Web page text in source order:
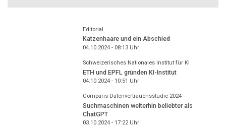
Editorial
Katzenhaare und ein Abschied
04.10.2024 - 08:13Uhr
Schweizerisches Nationales Institut für KI
ETH und EPFL gründen KI-Institut
04.10.2024 - 10:51 Uhr
Comparis-Datenvertrauensstudie 2024
Suchmaschinen weiterhin beliebter als
ChatGPT
03.10.2024 - 17:22Uhr